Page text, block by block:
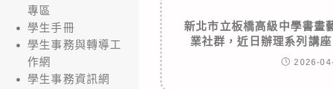
新北市立板橋高級中學書畫
業社群，近日辦理系列講
2026-
專區
學生手冊
學生事務與轉導工
作網
學生事務資訊網